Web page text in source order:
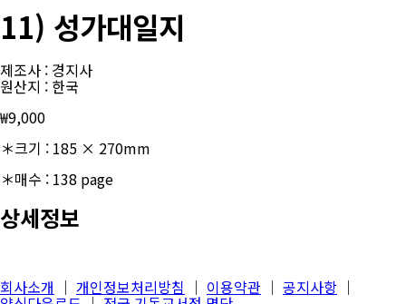
11) 성가대일지
제조사 : 경지사
원산지 : 한국
₩9,000
＊크기 : 185 × 270mm
＊매수 : 138 page
상세정보
회사소개 │ 개인정보처리방침 │ 이용약관 │ 공지사항 │